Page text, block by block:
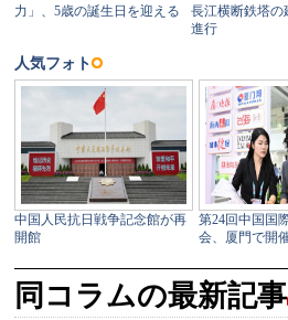
同コラムの最新記事